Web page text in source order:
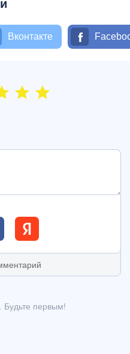
Вконтакте
Будьте первым!